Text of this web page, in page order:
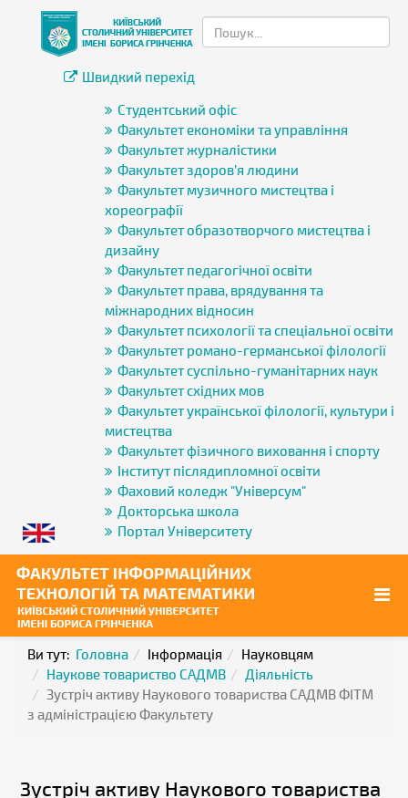
Швидкий перехід
Студентський офіс
Факультет економіки та управління
Факультет журналістики
Факультет здоров’я людини
Факультет музичного мистецтва і
хореографії
Факультет образотворчого мистецтва і
дизайну
Факультет педагогічної освіти
Факультет права, врядування та
міжнародних відносин
Факультет психології та спеціальної освіти
Факультет романо-германської філології
Факультет суспільно-гуманітарних наук
Факультет східних мов
Факультет української філології, культури і
мистецтва
Факультет фізичного виховання і спорту
Інститут післядипломної освіти
Фаховий коледж "Універсум"
Докторська школа
Портал Університету
Ви тут: Головна Інформація
Науковцям
Наукове товариство САДМВ
Діяльність
Зустріч активу Наукового товариства САДМВ ФІТМ
з адміністрацією Факультету
Зустріч активу Наукового товариства